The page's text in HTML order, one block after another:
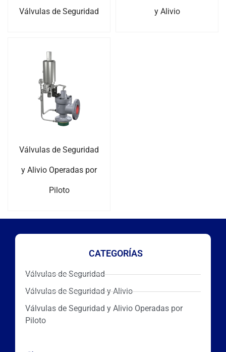
Válvulas de Seguridad y Alivio
Válvulas de Seguridad
y Alivio Operadas por
Piloto
CATEGORÍAS
Válvulas de Seguridad
Válvulas de Seguridad y Alivio
Válvulas de Seguridad y Alivio Operadas por
Piloto